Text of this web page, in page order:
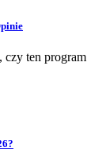
czy ten program